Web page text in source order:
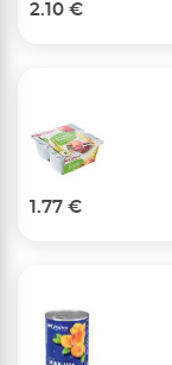
2.10 €
1.77 €